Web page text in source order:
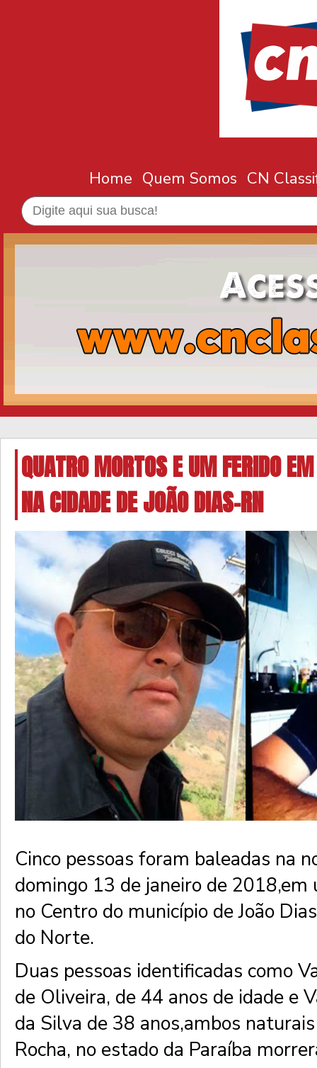
Home Quem Somos CN
QUATRO MORTOS E UM FERIDO
NA CIDADE DE JOÃO DIAS-RN
Cinco pessoas foram baleadas na
domingo 13 de janeiro de 2018,em
no Centro do município de João
do Norte.
Duas pessoas identificadas como
de Oliveira, de 44 anos de idade e
da Silva de 38 anos,ambos
Rocha, no estado da Paraíba